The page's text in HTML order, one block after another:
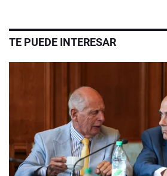
TE PUEDE INTERESAR